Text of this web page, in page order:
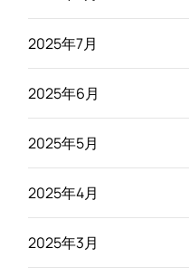
2025年7月
2025年6月
2025年5月
2025年4月
2025年3月